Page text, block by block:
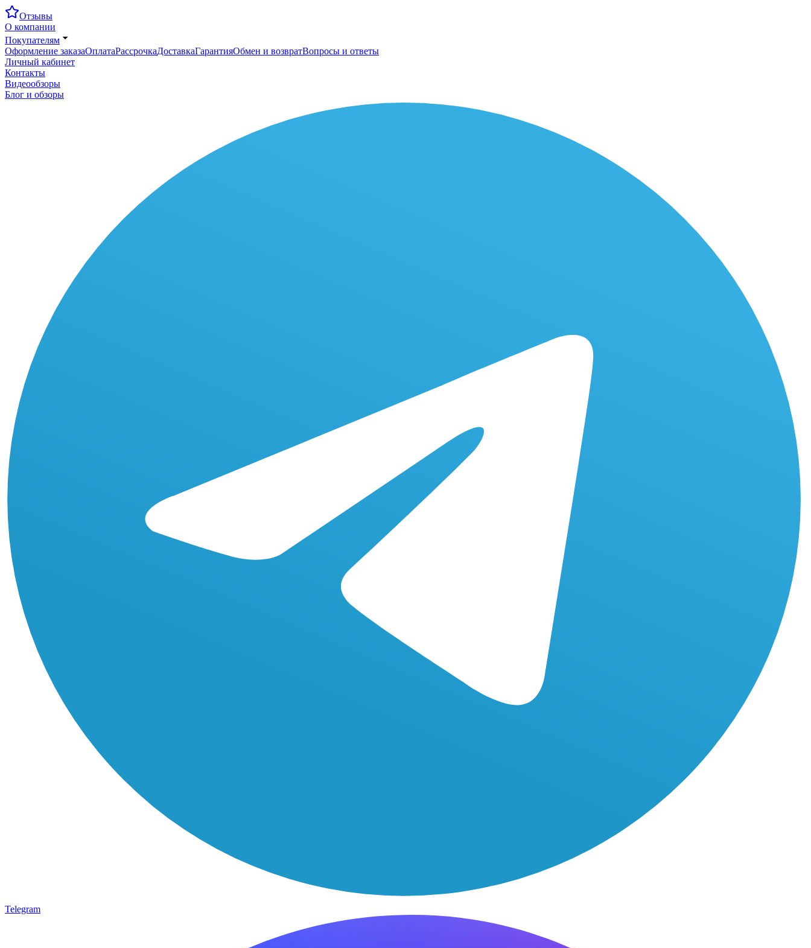
Отзывы
О компании
Покупателям
Оформление заказаОплатаРассрочкаДоставкаГарантияОбмен и возвратВопросы и ответы
Личный кабинет
Контакты
Видеообзоры
Блог и обзоры
Telegram